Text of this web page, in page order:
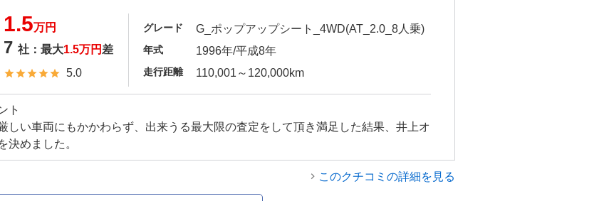
1.5万円
7 社：最大1.5万円 差
5.0
グレード G_ポップアップシート_4WD(AT_2.0_8人乗)
年式 1996年/平成8年
走行距離 110,001～120,000km
ト
しい車両にもかかわらず、出来うる最大限の査定をして頂き満足した結果、井上オ
決めました。
このクチコミの詳細を見る